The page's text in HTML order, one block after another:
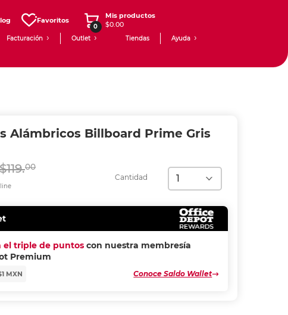
Favoritos
0
Mis productos
$0.00
Facturación Outlet Tiendas Ayuda
Alámbricos Billboard Prime Gris
Cantidad
$119.00
el triple de puntos con nuestra membresía
Premium
MXN Conoce Saldo Wallet